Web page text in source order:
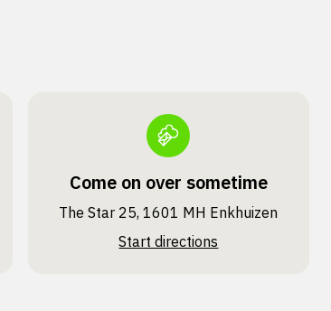
Come on over sometime
The Star 25, 1601 MH Enkhuizen
Start directions